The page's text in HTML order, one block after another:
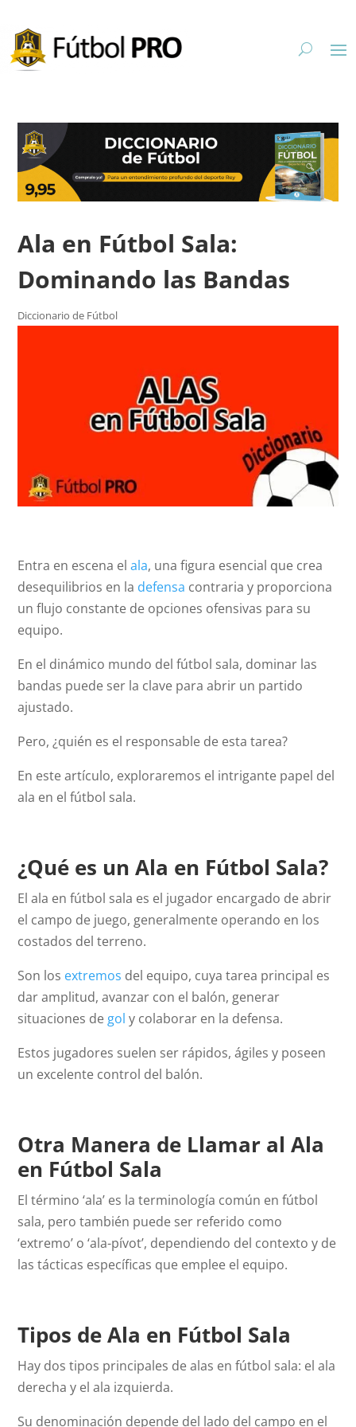
Ala en Fútbol Sala:
Dominando las Bandas
Diccionario de Fútbol
Entra en escena elala, una figura esencial que crea
desequilibrios en la defensa contraria y proporciona
un flujo constante de opciones ofensivas para su
equipo.
En el dinámico mundo del fútbol sala, dominar las
bandas puede ser la clave para abrir un partido
ajustado.
Pero, ¿quién es el responsable de esta tarea?
En este artículo, exploraremos el intrigante papel del
ala en el fútbol sala.
¿Qué es un Ala en Fútbol Sala?
El ala en fútbol sala es el jugador encargado de abrir
el campo de juego, generalmente operando en los
costados del terreno.
Son los extremos del equipo, cuya tarea principal es
dar amplitud, avanzar con el balón, generar
situaciones de gol y colaborar en la defensa.
Estos jugadores suelen ser rápidos, ágiles y poseen
un excelente control del balón.
Otra Manera de Llamar al Ala
en Fútbol Sala
El término ‘ala’ es la terminología común en fútbol
sala, pero también puede ser referido como
‘extremo’ o ‘ala-pívot’, dependiendo del contexto y de
las tácticas específicas que emplee el equipo.
Tipos de Ala en Fútbol Sala
Hay dos tipos principales de alas en fútbol sala: el ala
derecha y el ala izquierda.
Su denominación depende del lado del campo en el